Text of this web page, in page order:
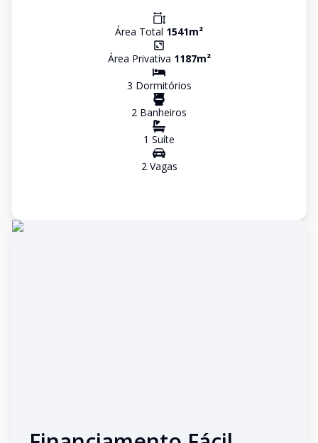
Área Total 1541m²
Área Privativa 1187m²
3 Dormitórios
2 Banheiros
1 Suíte
2Vagas